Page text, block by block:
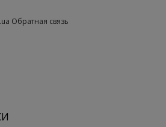
Обратная связь